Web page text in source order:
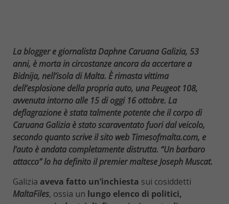
La blogger e giornalista Daphne Caruana Galizia, 53
anni, è morta in circostanze ancora da accertare a
Bidnija, nell’isola di Malta. È rimasta vittima
dell’esplosione della propria auto, una Peugeot 108,
avvenuta intorno alle 15 di oggi 16 ottobre. La
deflagrazione è stata talmente potente che il corpo di
Caruana Galizia è stato scaraventato fuori dal veicolo,
secondo quanto scrive il sito web Timesofmalta.com, e
l’auto è andata completamente distrutta. “Un barbaro
attacco” lo ha definito il premier maltese Joseph Muscat.
Galizia aveva fatto un’inchiesta sui cosiddetti
MaltaFiles, ossia un lungo elenco di politici,